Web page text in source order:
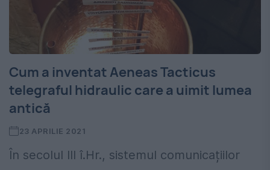
Cum a inventat Aeneas Tacticus
telegraful hidraulic care a uimit lumea
antică
23 APRILIE 2021
În secolul III î.Hr., sistemul comunicațiilor